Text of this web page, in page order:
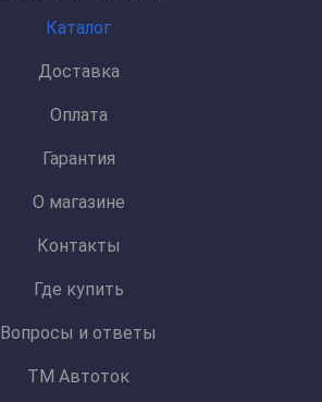
Каталог
Доставка
Оплата
Гарантия
О магазине
Контакты
Где купить
Вопросы и ответы
ТМ Автоток